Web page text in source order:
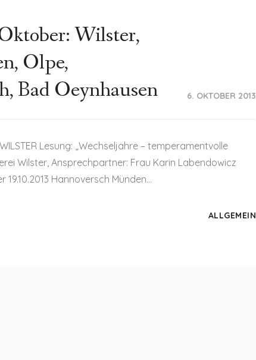
Wilster,
Olpe,
Bad Oeynhausen
6. OKTOBER 2013
WILSTER Lesung: „Wechseljahre – temperamentvolle
Wilster, Ansprechpartner: Frau Karin Labendowicz
19.10.2013 Hannoversch Münden…
ALLGEMEIN